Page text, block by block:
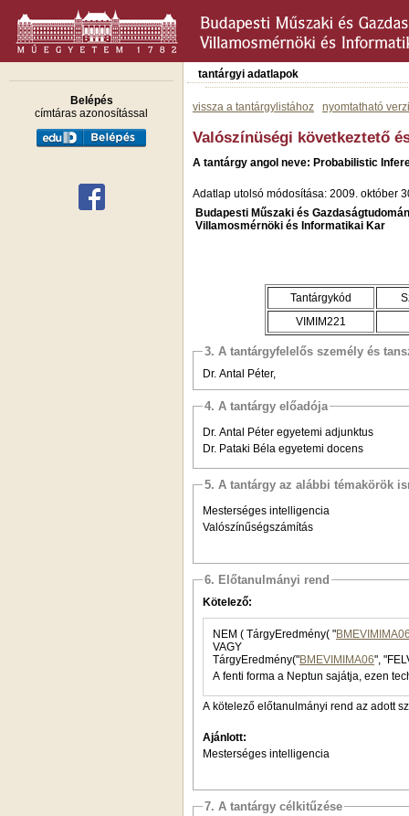
Belépés
címtáras azonosítással
tantárgyi adatlapok
vissza a tantárgylistához nyomtatható
Valószínüségi következtető
A tantárgy angol neve: Probabilistic
Adatlap utolsó módosítása: 2009. október
Budapesti Műszaki és
Villamosmérnöki és Informatikai Kar
Tantárgykód
VIMIM221
3. A tantárgyfelelős személy és
Dr. Antal Péter,
4. A tantárgy előadója
Dr. Antal Péter egyetemi adjunktus
Dr. Pataki Béla egyetemi docens
5. A tantárgy az alábbi témakörök
Mesterséges intelligencia
Valószínűségszámítás
6. Előtanulmányi rend
Kötelező:
NEM ( TárgyEredmény( "
VAGY
TárgyEredmény("BMEVIMIMA06",
A fenti forma a Neptun sajátja, ezen
A kötelező előtanulmányi rend az adott
Ajánlott:
Mesterséges intelligencia
7. A tantárgy célkitűzése